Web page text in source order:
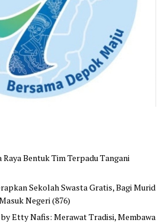
Bentuk Tim Terpadu Tangani
Sekolah Swasta Gratis, Bagi Murid
Negeri (876)
Etty Nafis: Merawat Tradisi, Membawa